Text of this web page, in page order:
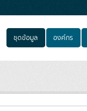
ชุดข้อมูล องค์กร